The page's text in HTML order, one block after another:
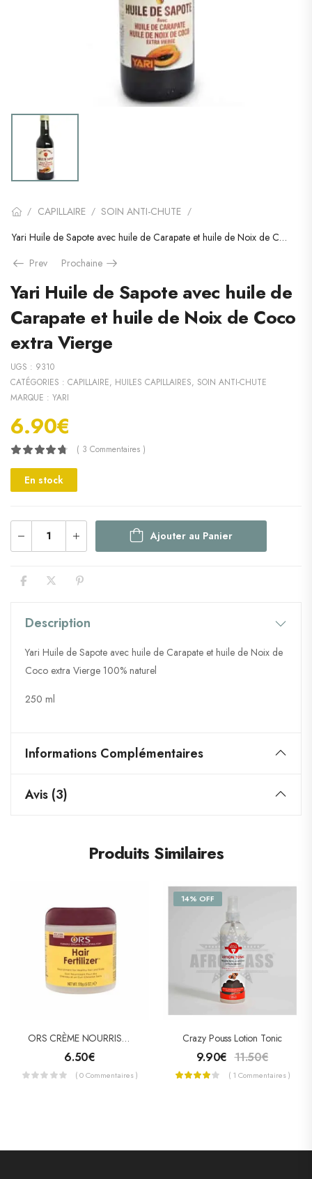
/ CAPILLAIRE / SOIN ANTI-CHUTE /
Yari Huile de Sapote avec huile de Carapate et huile de Noix de Coco extra Vierge
Prev
Prochaine
Yari Huile de Sapote avec huile de
Carapate et huile de Noix de Coco
extra Vierge
UGS : 9310
CATÉGORIES : CAPILLAIRE, HUILES CAPILLAIRES, SOIN ANTI-CHUTE
MARQUE : YARI
6.90€
( 3 Commentaires )
En stock
Ajouter au Panier
Description
Yari Huile de Sapote avec huile de Carapate et huile de Noix de
Coco extra Vierge 100% naturel
250 ml
Informations Complémentaires
Avis (3)
Produits Similaires
ORS CRÈME NOURRISSANTE HAIR FERTILIZER
6.50€
( 0 Commentaires )
14% OFF
Crazy Pouss Lotion Tonic
9.90€ 11.50€
( 1 Commentaires )